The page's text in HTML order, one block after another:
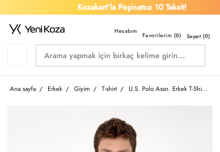
Kozakart’la Peşinatsız 10 Taksit!
Favorilerim (0) Sepet (0)
Ana sayfa Erkek Giyim T-shirt U.S. Polo Assn. Erkek T-Shirt 2104679 Galıa